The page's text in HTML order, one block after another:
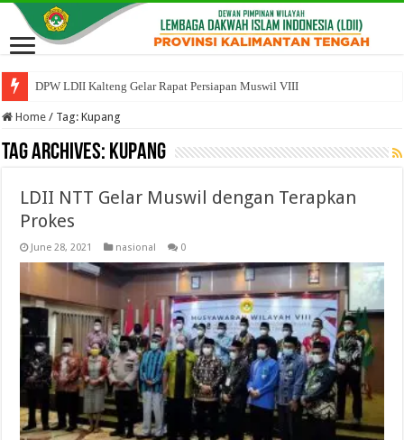
DPW LDII Kalteng Gelar Rapat Persiapan Muswil VIII
Home / Tag:Kupang
Tag Archives: Kupang
LDII NTT Gelar Muswil dengan Terapkan
Prokes
June 28, 2021 nasional 0